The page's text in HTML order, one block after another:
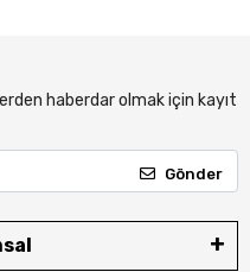
haberdar olmak için kayıt
Gönder